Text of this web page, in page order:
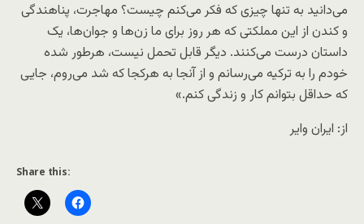
می‌دانید به تنها چیزی که فکر می‌کنم چیست؟ مهاجرت، پناهندگی
و کندن از این مملکتی که هر روز برای ما زن‌ها و جوان‌ها، یک
داستان درست می‌کنند. دیگر قابل تحمل نیست، هرطور شده
خودم را به ترکیه می‌رسانم و از آنجا به هرکجا که شد می‌روم، جایی
که حداقل بتوانم کار و زندگی کنم.»
از: ایران وایر
Share this: